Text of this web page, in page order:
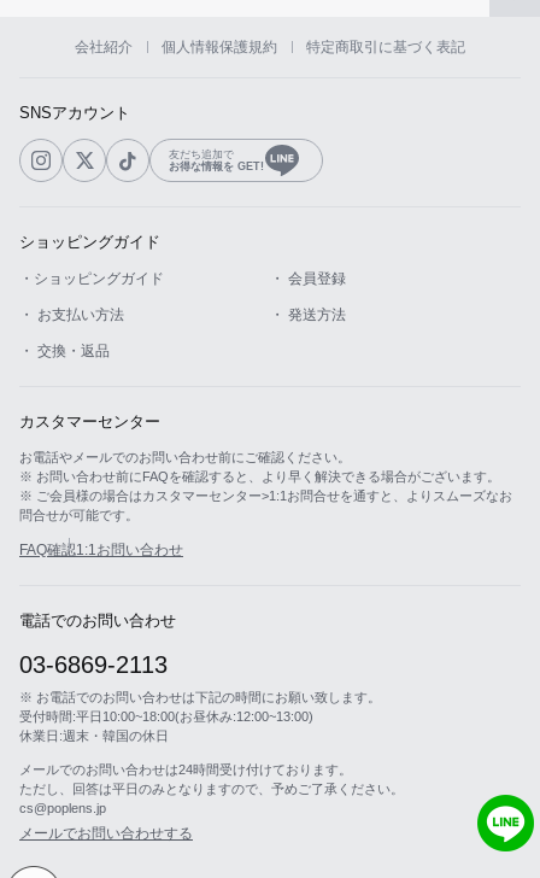
会社紹介 個人情報保護規約 特定商取引に基づく表記
SNSアカウント
友だち追加で
お得な情報を GET!
ショッピングガイド
・ショッピングガイド ・ 会員登録
・ お支払い方法 ・ 発送方法
・ 交換・返品
カスタマーセンター
お電話やメールでのお問い合わせ前にご確認ください。
※ お問い合わせ前にFAQを確認すると、より早く解決できる場合がございます。
※ ご会員様の場合はカスタマーセンター>1:1お問合せを通すと、よりスムーズなお
問合せが可能です。
FAQ確認1:1お問い合わせ
電話でのお問い合わせ
03-6869-2113
※ お電話でのお問い合わせは下記の時間にお願い致します。
受付時間:平日10:00~18:00(お昼休み:12:00~13:00)
休業日:週末・韓国の休日
メールでのお問い合わせは24時間受け付けております。
ただし、回答は平日のみとなりますので、予めご了承ください。
cs@poplens.jp
メールでお問い合わせする